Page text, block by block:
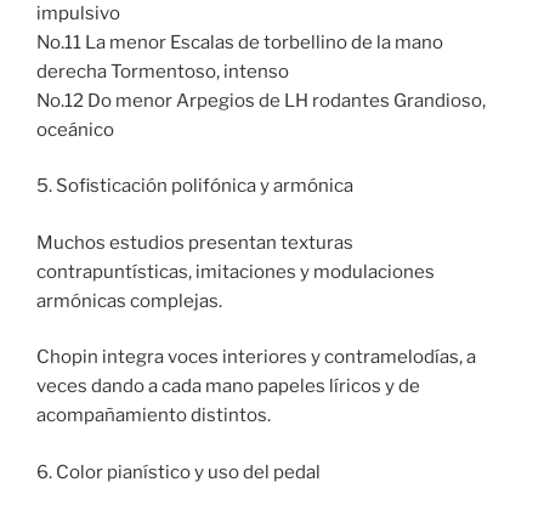
impulsivo
No.11 La menor Escalas de torbellino de la mano
derecha Tormentoso, intenso
No.12 Do menor Arpegios de LH rodantes Grandioso,
oceánico
5. Sofisticación polifónica y armónica
Muchos estudios presentan texturas
contrapuntísticas, imitaciones y modulaciones
armónicas complejas.
Chopin integra voces interiores y contramelodías, a
veces dando a cada mano papeles líricos y de
acompañamiento distintos.
6. Color pianístico y uso del pedal